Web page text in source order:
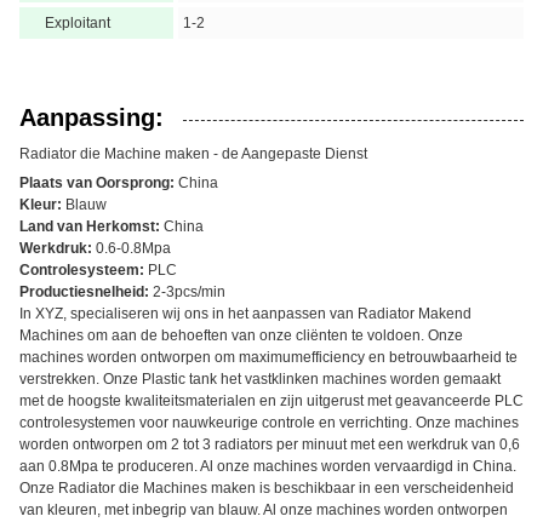
Exploitant 1-2
Aanpassing:
Radiator die Machine maken - de Aangepaste Dienst
Plaats van Oorsprong: China
Kleur: Blauw
Land van Herkomst: China
Werkdruk: 0.6-0.8Mpa
Controlesysteem: PLC
Productiesnelheid: 2-3pcs/min
In XYZ, specialiseren wij ons in het aanpassen van Radiator Makend
Machines om aan de behoeften van onze cliënten te voldoen. Onze
machines worden ontworpen om maximumefficiency en betrouwbaarheid te
verstrekken. Onze Plastic tank het vastklinken machines worden gemaakt
met de hoogste kwaliteitsmaterialen en zijn uitgerust met geavanceerde PLC
controlesystemen voor nauwkeurige controle en verrichting. Onze machines
worden ontworpen om 2 tot 3 radiators per minuut met een werkdruk van 0,6
aan 0.8Mpa te produceren. Al onze machines worden vervaardigd in China.
Onze Radiator die Machines maken is beschikbaar in een verscheidenheid
van kleuren, met inbegrip van blauw. Al onze machines worden ontworpen